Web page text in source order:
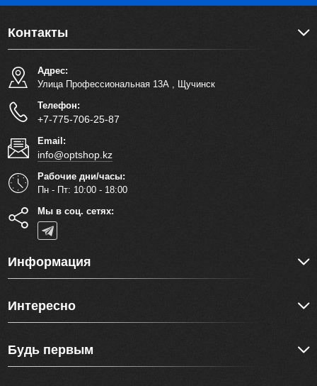
Контакты
Адрес:
Улица Профессиональная 13А
Щучинск
Телефон:
+7-775-706-25-87
Email:
info@optshop.kz
Рабочие дни/часы:
Пн - Пт: 10:00 - 18:00
Мы в соц. сетях:
Информация
Интересно
Будь первым